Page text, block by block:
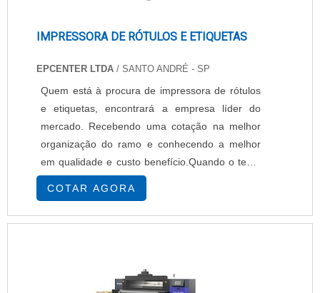
IMPRESSORA DE RÓTULOS E ETIQUETAS
EPCENTER LTDA / SANTO ANDRÉ - SP
Quem está à procura de impressora de rótulos
e etiquetas, encontrará a empresa líder do
mercado. Recebendo uma cotação na melhor
organização do ramo e conhecendo a melhor
em qualidade e custo benefício.Quando o tema
é impressora de rótulos e etiquetas, com os
melhores profissionais da EPcenter atingirá
excelente custo-benefício com pagamento
muitas maneiras eficientes de ...
COTAR AGORA